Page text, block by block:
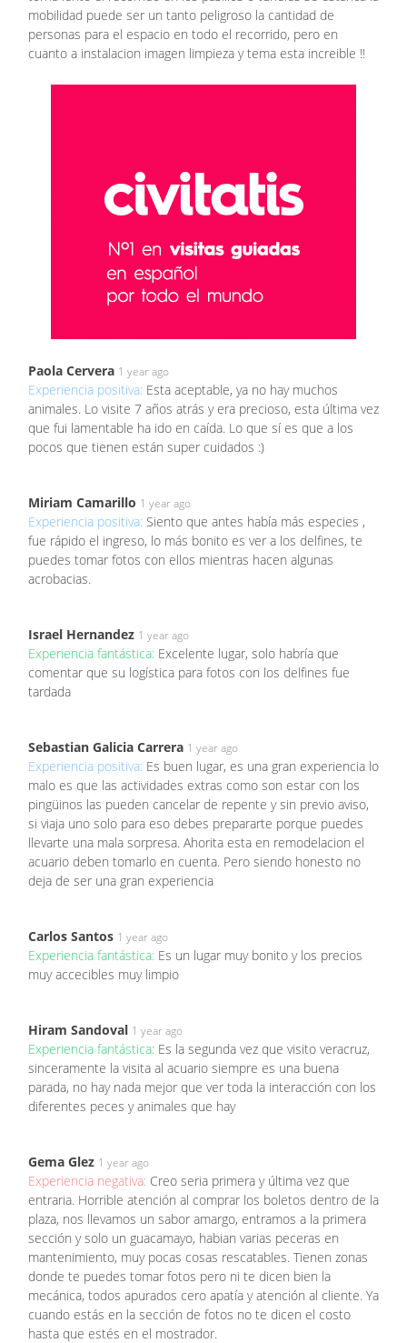
mobilidad puede ser un tanto peligroso la cantidad de
personas para el espacio en todo el recorrido, pero en
cuanto a instalacion imagen limpieza y tema esta increible !!
Paola Cervera 1 year ago
Experiencia positiva: Esta aceptable, ya no hay muchos
animales. Lo visite 7 años atrás y era precioso, esta última vez
que fui lamentable ha ido en caída. Lo que sí es que a los
pocos que tienen están super cuidados :)
Miriam Camarillo 1 year ago
Experiencia positiva: Siento que antes había más especies ,
fue rápido el ingreso, lo más bonito es ver a los delfines, te
puedes tomar fotos con ellos mientras hacen algunas
acrobacias.
Israel Hernandez 1 year ago
Experiencia fantástica: Excelente lugar, solo habría que
comentar que su logística para fotos con los delfines fue
tardada
Sebastian Galicia Carrera 1 year ago
Experiencia positiva: Es buen lugar, es una gran experiencia lo
malo es que las actividades extras como son estar con los
pingüinos las pueden cancelar de repente y sin previo aviso,
si viaja uno solo para eso debes prepararte porque puedes
llevarte una mala sorpresa. Ahorita esta en remodelacion el
acuario deben tomarlo en cuenta. Pero siendo honesto no
deja de ser una gran experiencia
Carlos Santos 1 year ago
Experiencia fantástica: Es un lugar muy bonito y los precios
muy accecibles muy limpio
Hiram Sandoval 1 year ago
Experiencia fantástica: Es la segunda vez que visito veracruz,
sinceramente la visita al acuario siempre es una buena
parada, no hay nada mejor que ver toda la interacción con los
diferentes peces y animales que hay
Gema Glez 1 year ago
Experiencia negativa: Creo seria primera y última vez que
entraria. Horrible atención al comprar los boletos dentro de la
plaza, nos llevamos un sabor amargo, entramos a la primera
sección y solo un guacamayo, habian varias peceras en
mantenimiento, muy pocas cosas rescatables. Tienen zonas
donde te puedes tomar fotos pero ni te dicen bien la
mecánica, todos apurados cero apatía y atención al cliente. Ya
cuando estás en la sección de fotos no te dicen el costo
hasta que estés en el mostrador.